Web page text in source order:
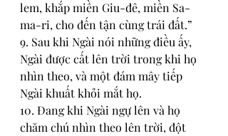
lem, khắp miền Giu-đê, miền Sa-
ma-ri, cho đến tận cùng trái đất.”
9. Sau khi Ngài nói những điều ấy,
Ngài được cất lên trời trong khi họ
nhìn theo, và một đám mây tiếp
Ngài khuất khỏi mắt họ.
10. Ðang khi Ngài ngự lên và họ
chăm chú nhìn theo lên trời, đột